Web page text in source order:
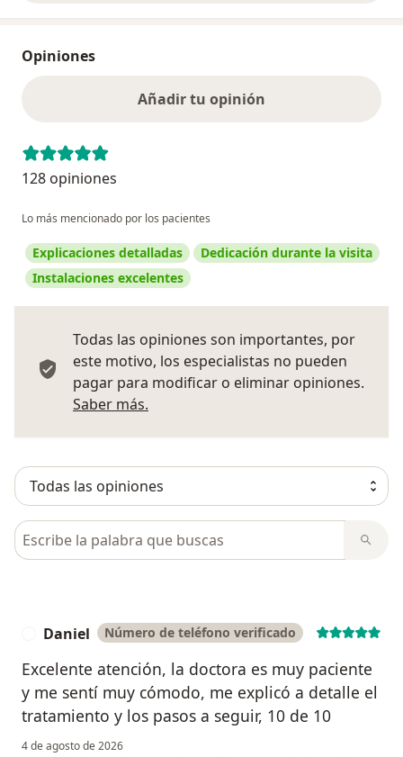
Opiniones
Añadir tu opinión
128 opiniones
Lo más mencionado por los pacientes
Explicaciones detalladas
Dedicación durante la visita
Instalaciones excelentes
Todas las opiniones son importantes, por
este motivo, los especialistas no pueden
pagar para modificar o eliminar opiniones.
Saber más.
Busca en opiniones
Daniel Número de teléfono verificado
Excelente atención, la doctora es muy paciente
y me sentí muy cómodo, me explicó a detalle el
tratamiento y los pasos a seguir, 10 de 10
4 de agosto de 2026